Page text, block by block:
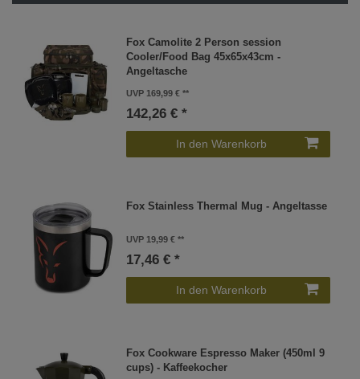
Fox Camolite 2 Person session
Cooler/Food Bag 45x65x43cm -
Angeltasche
UVP 169,99 €
142,26 € *
In den Warenkorb
Fox Stainless Thermal Mug - Angeltasse
UVP 19,99 €
17,46 € *
In den Warenkorb
Fox Cookware Espresso Maker (450ml 9
cups) - Kaffeekocher